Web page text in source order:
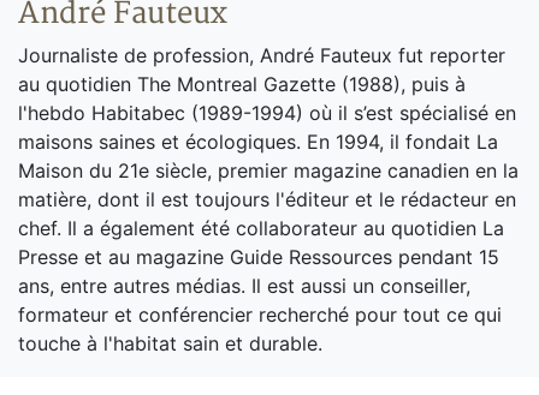
André Fauteux
Journaliste de profession, André Fauteux fut reporter
au quotidien The Montreal Gazette (1988), puis à
l'hebdo Habitabec (1989-1994) où il s’est spécialisé en
maisons saines et écologiques. En 1994, il fondait La
Maison du 21e siècle, premier magazine canadien en la
matière, dont il est toujours l'éditeur et le rédacteur en
chef. Il a également été collaborateur au quotidien La
Presse et au magazine Guide Ressources pendant 15
ans, entre autres médias. Il est aussi un conseiller,
formateur et conférencier recherché pour tout ce qui
touche à l'habitat sain et durable.